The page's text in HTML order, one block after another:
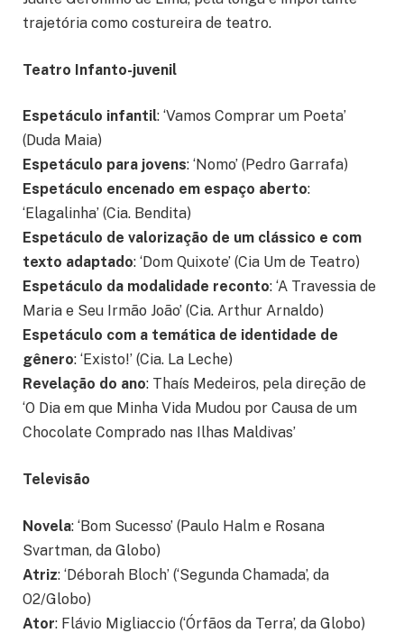
trajetória como costureira de teatro.
Teatro Infanto-juvenil
Espetáculo infantil: ‘Vamos Comprar um Poeta’
(Duda Maia)
Espetáculo para jovens: ‘Nomo’ (Pedro Garrafa)
Espetáculo encenado em espaço aberto:
‘Elagalinha’ (Cia. Bendita)
Espetáculo de valorização de um clássico e com
texto adaptado: ‘Dom Quixote’ (Cia Um de Teatro)
Espetáculo da modalidade reconto: ‘A Travessia de
Maria e Seu Irmão João’ (Cia. Arthur Arnaldo)
Espetáculo com a temática de identidade de
gênero: ‘Existo!’ (Cia. La Leche)
Revelação do ano: Thaís Medeiros, pela direção de
‘O Dia em que Minha Vida Mudou por Causa de um
Chocolate Comprado nas Ilhas Maldivas’
Televisão
Novela: ‘Bom Sucesso’ (Paulo Halm e Rosana
Svartman, da Globo)
Atriz: ‘Déborah Bloch’ (‘Segunda Chamada’, da
O2/Globo)
Ator: Flávio Migliaccio (‘Órfãos da Terra’, da Globo)